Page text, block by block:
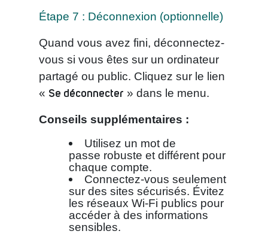
Étape 7 : Déconnexion (optionnelle)
Quand vous avez fini, déconnectez-
vous si vous êtes sur un ordinateur
partagé ou public. Cliquez sur le lien
« Se déconnecter » dans le menu.
Conseils supplémentaires :
Utilisez un mot de
passe robuste et différent pour
chaque compte.
Connectez-vous seulement
sur des sites sécurisés. Évitez
les réseaux Wi-Fi publics pour
accéder à des informations
sensibles.